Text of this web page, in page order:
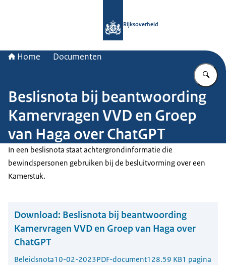
Rijksoverheid
Home Documenten
Beslisnota bij beantwoording
Kamervragen VVD en Groep
van Haga over ChatGPT
In een beslisnota staat achtergrondinformatie die
bewindspersonen gebruiken bij de besluitvorming over een
Kamerstuk.
Download: Beslisnota bij beantwoording
Kamervragen VVD en Groep van Haga over
ChatGPT
Beleidsnota10-02-2023PDF-document128.59 KB1 pagina